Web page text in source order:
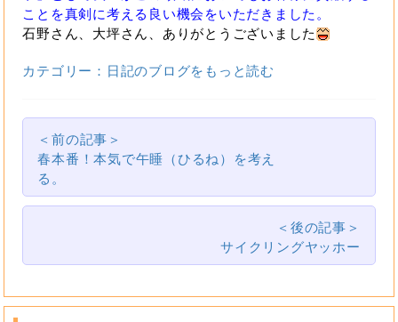
ことを真剣に考える良い機会をいただきました。
石野さん、大坪さん、ありがとうございました
カテゴリー：日記のブログをもっと読む
＜前の記事＞
春本番！本気で午睡（ひるね）を考え
る。
＜後の記事＞
サイクリングヤッホー